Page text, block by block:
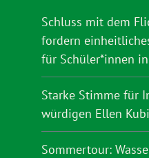
Schluss mit dem
fordern
für Schüler*innen
Starke Stimme für
würdigen Ellen
Sommertour: